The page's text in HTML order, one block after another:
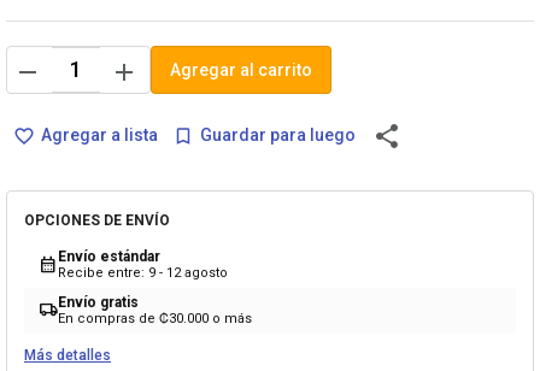
remove add Agregar al carrito
favorite_border Agregar a lista bookmark_border Guardar para luego share
OPCIONES DE ENVÍO
calendar_month Envío estándar
Recibe entre: 9 - 12 agosto
local_shippingEnvío gratis
En compras de ₡30.000 o más
Más detalles